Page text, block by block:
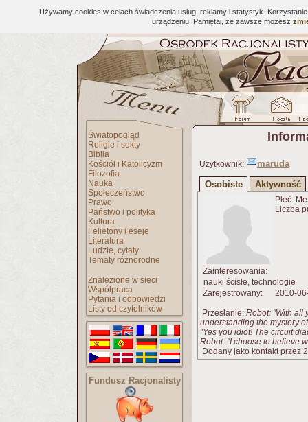
Używamy cookies w celach świadczenia usług, reklamy i statystyk.
urządzeniu. Pamiętaj, że zawsze możesz
Światopogląd
Religie i sekty
Biblia
Kościół i Katolicyzm
Filozofia
Nauka
Społeczeństwo
Prawo
Państwo i polityka
Kultura
Felietony i eseje
Literatura
Ludzie, cytaty
Tematy różnorodne
Znalezione w sieci
Współpraca
Pytania i odpowiedzi
Listy od czytelników
Fundusz Racjonalisty
Użytkownik:
maruda
Osobiste
Aktywność
Płeć:
Liczba
Zainteresowania:
nauki ścisłe, technologie
Zarejestrowany:
2010-
Przesłanie: Robot: "With all
understanding the mystery
"Yes you idiot! The circuit
Robot: "I choose to believe
Dodany jako kontakt przez